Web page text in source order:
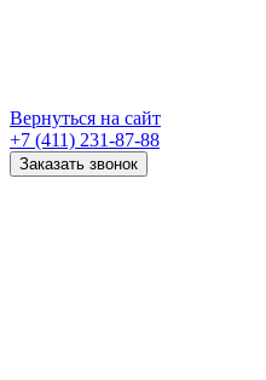
Вернуться на сайт
+7 (411) 231-87-88
Заказать звонок